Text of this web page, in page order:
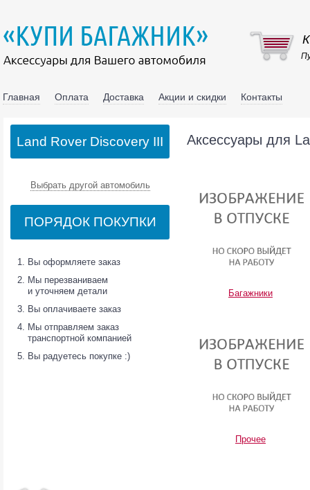
Главная Оплата Доставка Акции и скидки Контакты
Выбрать другой автомобиль
ПОРЯДОК ПОКУПКИ
Вы оформляете заказ
Мы перезваниваем
и уточняем детали
Вы оплачиваете заказ
Мы отправляем заказ
транспортной компанией
Вы радуетесь покупке :)
Аксессуары для
Багажники
Прочее
Land Rover Discovery III